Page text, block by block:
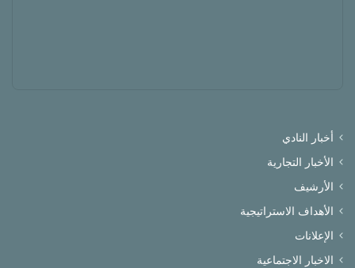
أخبار النادي
الأخبار التجارية
الأرشيف
الأهداف الاستراتيجية
الإعلانات
الاخبار الاجتماعية